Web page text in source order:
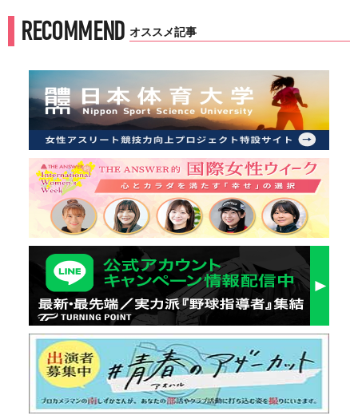
RECOMMEND オススメ記事